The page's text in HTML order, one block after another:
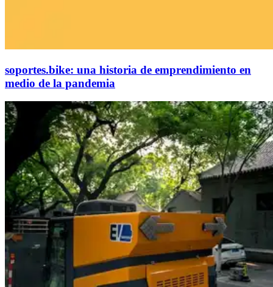
soportes.bike: una historia de emprendimiento en
medio de la pandemia